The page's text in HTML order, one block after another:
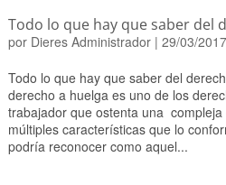
Todo lo que hay que saber del
por Dieres Administrador| 29/03/2017
Todo lo que hay que saber del
derecho a huelga es uno de los
trabajador que ostenta una
múltiples características que lo
podría reconocer como aquel...